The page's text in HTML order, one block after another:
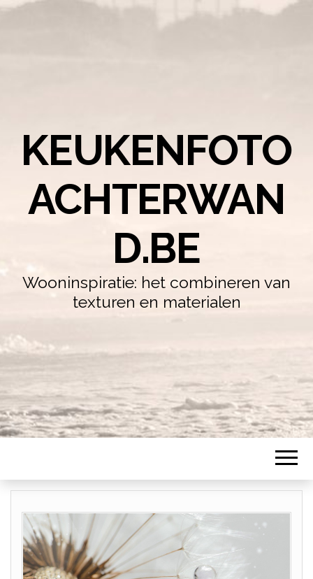
KEUKENFOTO
ACHTERWAN
D.BE
Wooninspiratie: het combineren van
texturen en materialen